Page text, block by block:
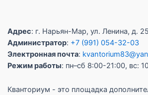
Адрес: г. Нарьян-Мар, ул. Ленина, д. 25
Администратор: +7 (991) 054-32-03
Электронная почта:
Режим работы: пн–сб 8:00-21:00, вс:
Кванториум - это площадка